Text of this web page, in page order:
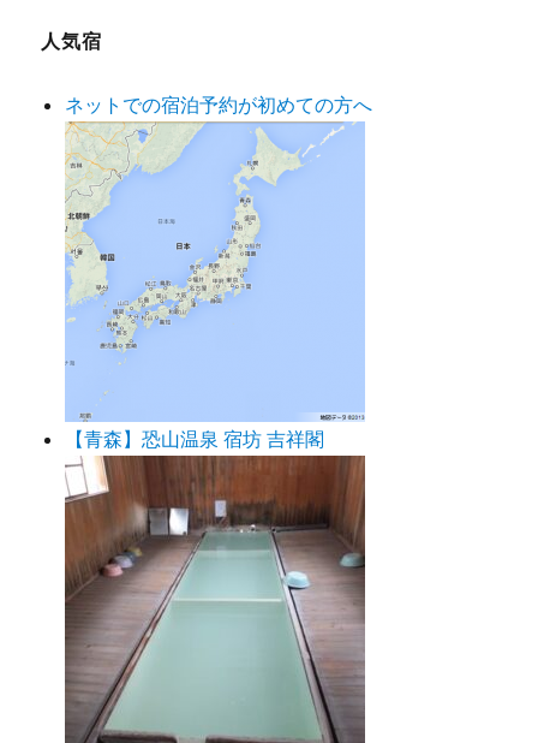
人気宿
ネットでの宿泊予約が初めての方へ
【青森】恐山温泉 宿坊 吉祥閣